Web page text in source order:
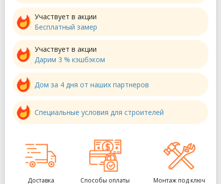
Участвует в акции
Бесплатный замер
Участвует в акции
Дарим 3 % кэшбэком
Дом за 4 дня от наших партнеров
Специальные условия для строителей
Доставка Способы оплаты Монтаж под ключ